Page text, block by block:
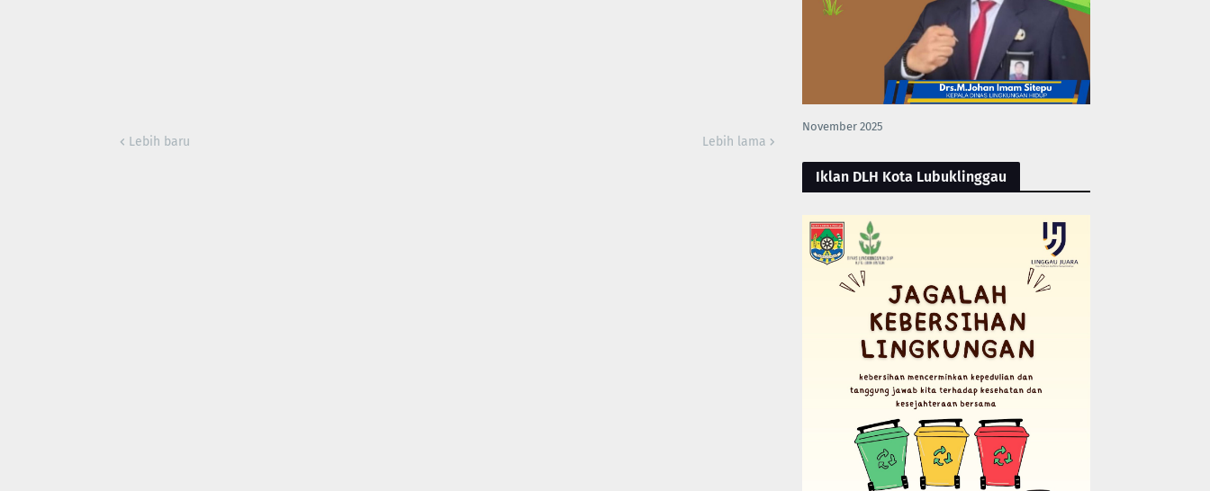
Lebih baru Lebih lama
November 2025
Iklan DLH Kota Lubuklinggau